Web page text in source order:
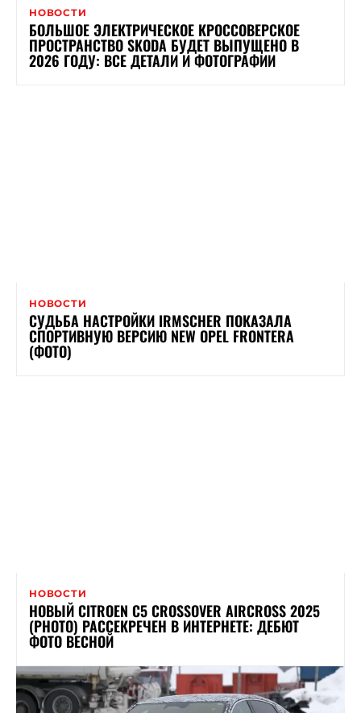
НОВОСТИ
БОЛЬШОЕ ЭЛЕКТРИЧЕСКОЕ КРОССОВЕРСКОЕ
ПРОСТРАНСТВО SKODA БУДЕТ ВЫПУЩЕНО В
2026 ГОДУ: ВСЕ ДЕТАЛИ И ФОТОГРАФИИ
НОВОСТИ
СУДЬБА НАСТРОЙКИ IRMSCHER ПОКАЗАЛА
СПОРТИВНУЮ ВЕРСИЮ NEW OPEL FRONTERA
(ФОТО)
НОВОСТИ
НОВЫЙ CITROEN C5 CROSSOVER AIRCROSS 2025
(PHOTO) РАССЕКРЕЧЕН В ИНТЕРНЕТЕ: ДЕБЮТ
ФОТО ВЕСНОЙ